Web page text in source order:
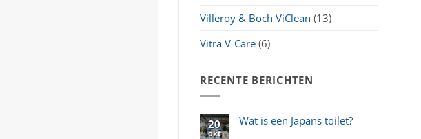
Villeroy & Boch ViClean (13)
Vitra V-Care (6)
RECENTE BERICHTEN
20
okt
Wat is een Japans toilet?